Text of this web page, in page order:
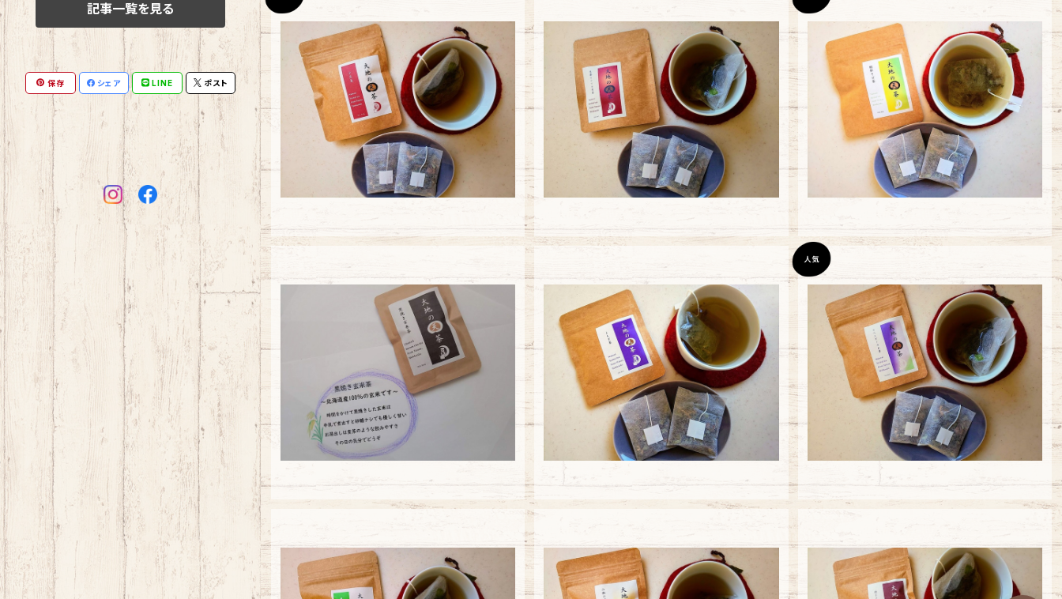
小豆茶3バッグ
¥648
生姜とシソの実茶3バッグ
¥648
韃靼そば茶3バッグ
¥648
黒焼き玄米茶3バッグ
¥648
新よもぎ茶3バッグ
¥648
SOLD OUT
ラベンダーのお茶3バッグ
¥648
記事一覧を見る
保存 シェア LINE ポスト